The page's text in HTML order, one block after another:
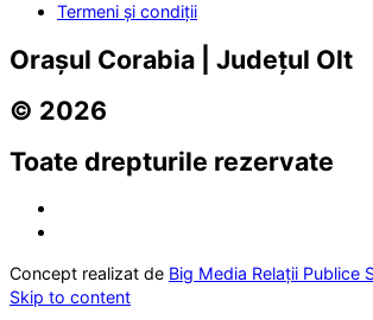
Termeni și condiții
Orașul Corabia | Județul Olt
© 2026
Toate drepturile rezervate
Concept realizat de Big Media Relații Publice
Skip to content